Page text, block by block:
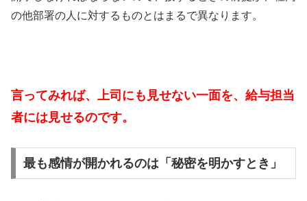
の他部署の人に対するものとはまるで異なります。
言ってみれば、上司にも見せない一面を、給与担当
者には見せるのです。
最も感情が開かれるのは「秘密を明かすとき」